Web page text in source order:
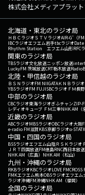
株式会社メディアプラッ
北海道・東北のラジオ局
ＨＢＣラジオＳＴＶラジオAIR-G'（FM
IBCラジオエフエム岩手tbcラジオDate
Rhythm Station エフエム山形RFC
関東のラジオ局
TBSラジオ文化放送ニッポン放送
LuckyFM 茨城放送CRT栃木放送
北陸・甲信越のラジオ局
ＢＳＮラジオFM NIIGATAＫＮＢラジオ
YBSラジオFM FUJISBCラジオ ＦＭ長野
中部のラジオ局
CBCラジオ東海ラジオぎふチャンZIP-
レディオキューブ ＦＭ三重NHK AM（
近畿のラジオ局
ABCラジオMBSラジオOBCラジオ大阪
e-radio FM滋賀KBS京都ラジオα-
中国・四国のラジオ局
BSSラジオエフエム山陰ＲＳＫラジオ
ＪＲＴ四国放送FM徳島RNC西日本放送
NHK AM（広島） NHK AM（松山）
九州・沖縄のラジオ局
RKBラジオKBCラジオLOVE FMCROSS
FMKエフエム熊本OBSラジオエフエム
ラジオ沖縄FM沖縄NHK AM（福岡）
全国のラジオ局